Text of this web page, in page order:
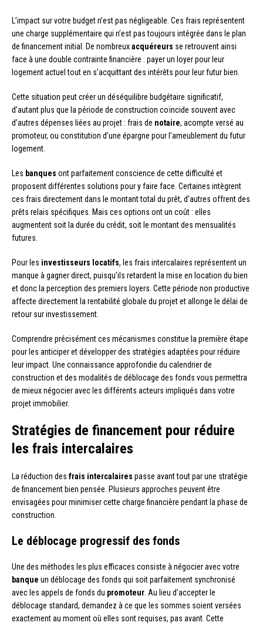
L’impact sur votre budget n’est pas négligeable. Ces frais représentent
une charge supplémentaire qui n’est pas toujours intégrée dans le plan
de financement initial. De nombreuxacquéreurs se retrouvent ainsi
face à une double contrainte financière : payer un loyer pour leur
logement actuel tout en s’acquittant des intérêts pour leur futur bien.
Cette situation peut créer un déséquilibre budgétaire significatif,
d’autant plus que la période de construction coïncide souvent avec
d’autres dépenses liées au projet : frais de notaire, acompte versé au
promoteur, ou constitution d’une épargne pour l’ameublement du futur
logement.
Les banques ont parfaitement conscience de cette difficulté et
proposent différentes solutions pour y faire face. Certaines intègrent
ces frais directement dans le montant total du prêt, d’autres offrent des
prêts relais spécifiques. Mais ces options ont un coût : elles
augmentent soit la durée du crédit, soit le montant des mensualités
futures.
Pour les investisseurs locatifs, les frais intercalaires représentent un
manque à gagner direct, puisqu’ils retardent la mise en location du bien
et donc la perception des premiers loyers. Cette période non productive
affecte directement la rentabilité globale du projet et allonge le délai de
retour sur investissement.
Comprendre précisément ces mécanismes constitue la première étape
pour les anticiper et développer des stratégies adaptées pour réduire
leur impact. Une connaissance approfondie du calendrier de
construction et des modalités de déblocage des fonds vous permettra
de mieux négocier avec les différents acteurs impliqués dans votre
projet immobilier.
Stratégies de financement pour réduire
les frais intercalaires
La réduction des frais intercalaires passe avant tout par une stratégie
de financement bien pensée. Plusieurs approches peuvent être
envisagées pour minimiser cette charge financière pendant la phase de
construction.
Le déblocage progressif des fonds
Une des méthodes les plus efficaces consiste à négocier avec votre
banque un déblocage des fonds qui soit parfaitement synchronisé
avec les appels de fonds du promoteur. Au lieu d’accepter le
déblocage standard, demandez à ce que les sommes soient versées
exactement au moment où elles sont requises, pas avant. Cette